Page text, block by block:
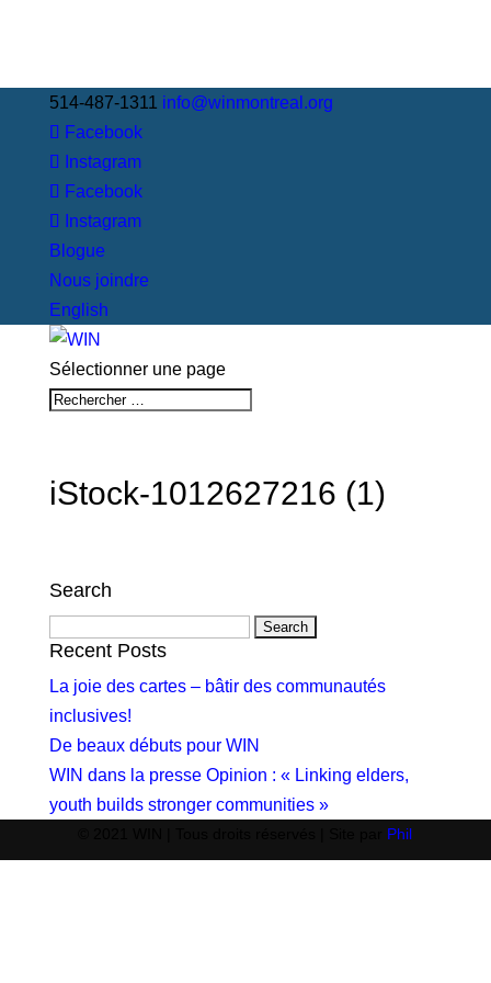
514-487-1311 info@winmontreal.org
Facebook
Instagram
Facebook
Instagram
Blogue
Nous joindre
English
Sélectionner une page
iStock-1012627216 (1)
Search
Search
for:
Recent Posts
La joie des cartes – bâtir des communautés
inclusives!
De beaux débuts pour WIN
WIN dans la presse Opinion : « Linking elders,
youth builds stronger communities »
Phil